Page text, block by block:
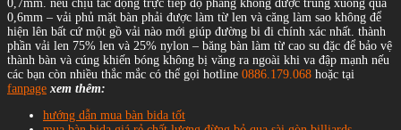
0,7mm. nếu chịu tác động trực tiếp độ phẳng không được trùng xuống quá
0,6mm – vải phủ mặt bàn phải được làm từ len và căng làm sao không để
hiện lên bất cứ một gồ vải nào mới giúp đường bi đi chính xác nhất. thành
phần vải len 75% len và 25% nylon – băng bàn làm từ cao su đặc để bảo vệ
thành bàn và cúng khiến bóng không bị văng ra ngoài khi va đập mạnh nếu
các bạn còn nhiều thắc mắc có thể gọi hotline 0886.179.068 hoặc tại
fanpage xem thêm:
hướng dẫn mua bàn bida tốt